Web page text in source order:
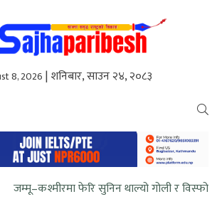
8, 2026 | शनिबार, साउन २४, २०८३
जम्मू–कश्मीरमा फेरि सुनिन थाल्यो गोली र